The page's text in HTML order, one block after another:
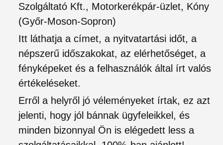
Szolgáltató Kft., Motorkerékpár-üzlet, Kóny
(Győr-Moson-Sopron)
Itt láthatja a címet, a nyitvatartási időt, a
népszerű időszakokat, az elérhetőséget, a
fényképeket és a felhasználók által írt valós
értékeléseket.
Erről a helyről jó véleményeket írtak, ez azt
jelenti, hogy jól bánnak ügyfeleikkel, és
minden bizonnyal Ön is elégedett less a